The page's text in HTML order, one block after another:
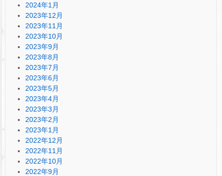
2024年1月
2023年12月
2023年11月
2023年10月
2023年9月
2023年8月
2023年7月
2023年6月
2023年5月
2023年4月
2023年3月
2023年2月
2023年1月
2022年12月
2022年11月
2022年10月
2022年9月